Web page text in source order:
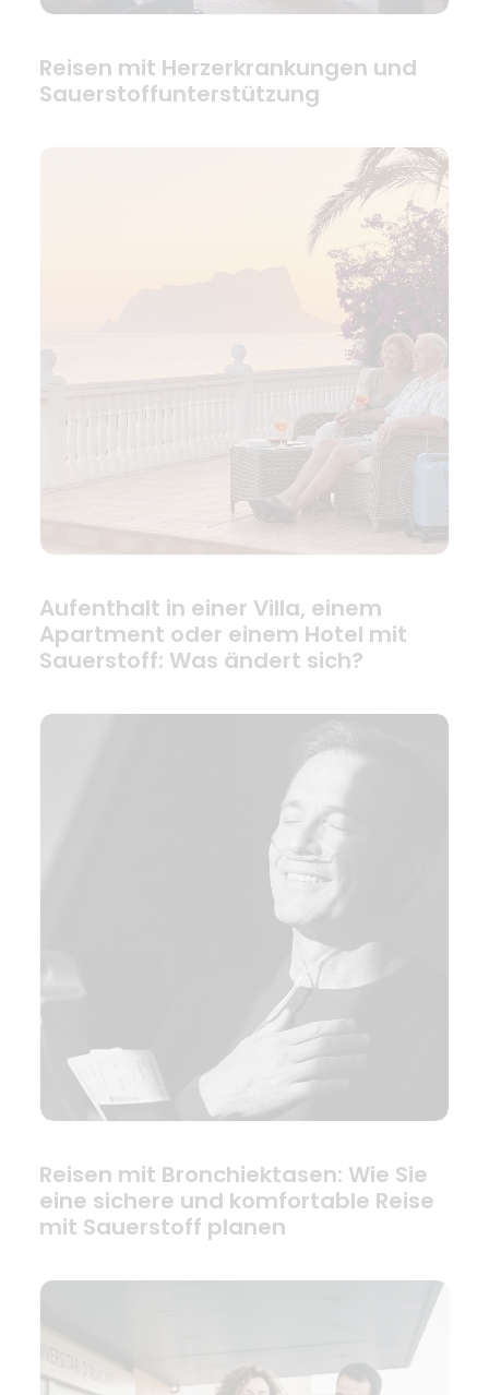
Reisen mit Herzerkrankungen und
Sauerstoffunterstützung
Aufenthalt in einer Villa, einem
Apartment oder einem Hotel mit
Sauerstoff: Was ändert sich?
Reisen mit Bronchiektasen: Wie Sie
eine sichere und komfortable Reise
mit Sauerstoff planen